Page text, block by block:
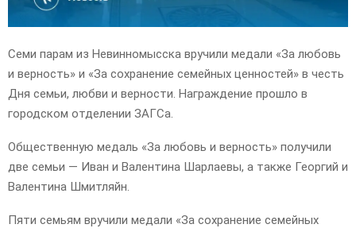
Семи парам из Невинномысска вручили медали «За любовь
и верность» и «За сохранение семейных ценностей» в честь
Дня семьи, любви и верности. Награждение прошло в
городском отделении ЗАГСа.
Общественную медаль «За любовь и верность» получили
две семьи — Иван и Валентина Шарлаевы, а также Георгий и
Валентина Шмитляйн.
Пяти семьям вручили медали «За сохранение семейных